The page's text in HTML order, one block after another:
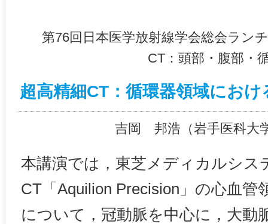
第76回日本医学放射線学会総会ラ
CT：頭部・腹部・
超高精細CT：循環器領域におけ
吉岡 邦浩（岩手医科大
本講演では，東芝メディカルシス
CT「Aquilion Precision」の心血管
について，冠動脈を中心に，大動